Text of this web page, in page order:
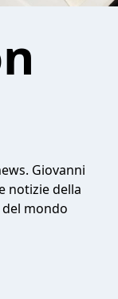
Giovanni
notizie della
mondo